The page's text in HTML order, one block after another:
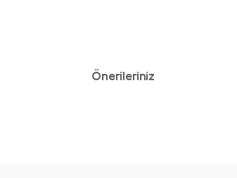
Önerileriniz